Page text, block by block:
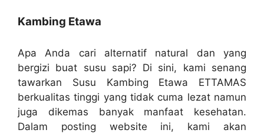
Kambing Etawa
Apa Anda cari alternatif natural dan yang
bergizi buat susu sapi? Di sini, kami senang
tawarkan Susu Kambing Etawa ETTAMAS
berkualitas tinggi yang tidak cuma lezat namun
juga dikemas banyak manfaat kesehatan.
Dalam posting website ini, kami akan